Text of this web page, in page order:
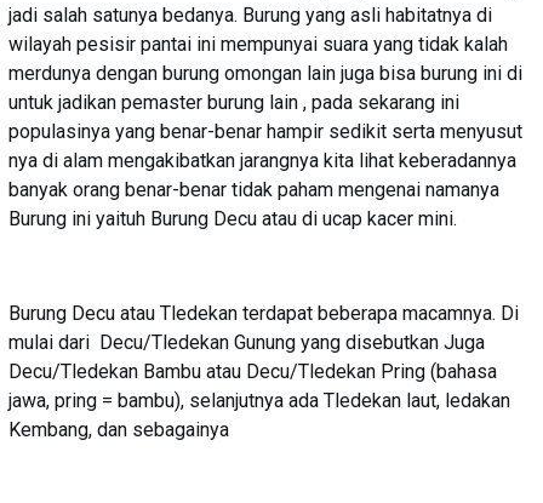
jadi salah satunya bedanya. Burung yang asli habitatnya di
wilayah pesisir pantai ini mempunyai suara yang tidak kalah
merdunya dengan burung omongan lain juga bisa burung ini di
untuk jadikan pemaster burung lain , pada sekarang ini
populasinya yang benar-benar hampir sedikit serta menyusut
nya di alam mengakibatkan jarangnya kita lihat keberadannya
banyak orang benar-benar tidak paham mengenai namanya
Burung ini yaituh Burung Decu atau di ucap kacer mini.
Burung Decu atau Tledekan terdapat beberapa macamnya. Di
mulai dari Decu/Tledekan Gunung yang disebutkan Juga
Decu/Tledekan Bambu atau Decu/Tledekan Pring (bahasa
jawa, pring = bambu), selanjutnya ada Tledekan laut, ledakan
Kembang, dan sebagainya